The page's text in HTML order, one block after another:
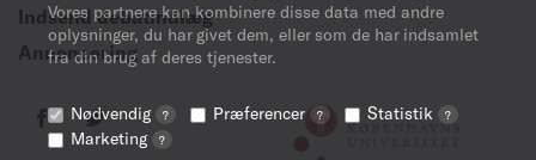
Vores partnere kan kombinere disse data med andre
oplysninger, du har givet dem, eller som de har indsamlet
fra din brug af deres tjenester.
Nødvendig ? Præferencer ? Statistik ?
Marketing ?
Indsend debatindlæg
Annoncering